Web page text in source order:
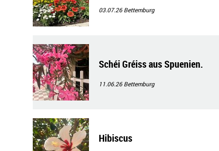
03.07.26Bettemburg
Schéi Gréiss aus Spuenien.
11.06.26Bettemburg
Hibiscus